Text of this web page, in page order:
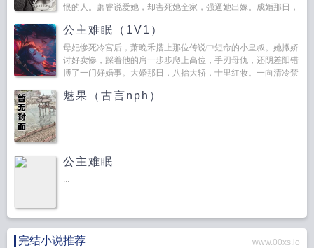
恨的人。萧睿说爱她，却害死她全家，强逼她出嫁。成婚那日，
公主难眠（1V1）
母妃惨死冷宫后，萧晚禾搭上那位传说中短命的小皇叔。她撒娇
讨好卖惨，踩着他的肩一步步爬上高位，手刃母仇，还阴差阳错
博了一门好婚事。大婚那日，八抬大轿，十里红妆。一向清冷禁
魅果（古言nph）
...
公主难眠
...
完结小说推荐 www.00xs.io